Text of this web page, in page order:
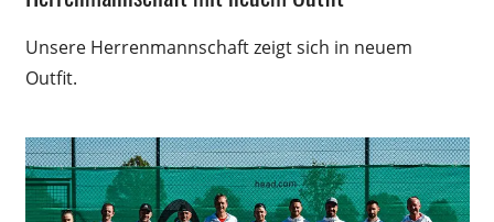
Unsere Herrenmannschaft zeigt sich in neuem
Outfit.